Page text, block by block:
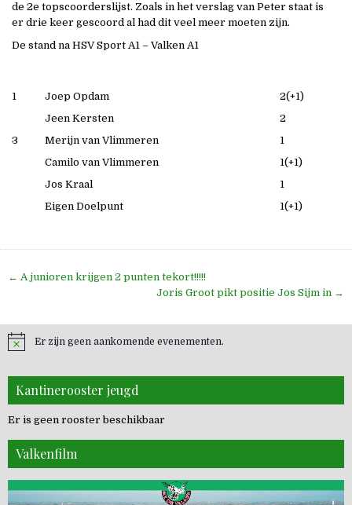
de 2e topscoorderslijst. Zoals in het verslag van Peter staat is
er drie keer gescoord al had dit veel meer moeten zijn.
De stand na HSV Sport A1 – Valken A1
1 Joep Opdam
2(+1)
Jeen Kersten
2
3
Merijn van Vlimmeren
1
Camilo van Vlimmeren
1(+1)
Jos Kraal
1
Eigen Doelpunt
1(+1)
Bericht
← A junioren krijgen 2 punten tekort!!!!!
Joris Groot pikt positie Jos Sijm in →
Er zijn geen aankomende evenementen.
Kantinerooster jeugd
Er is geen rooster beschikbaar
Valkenfilm